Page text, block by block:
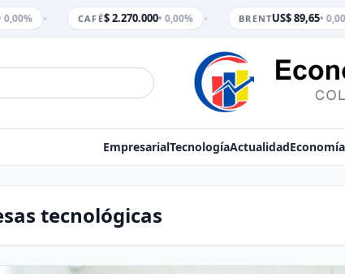
CAFÉ$ 2.270.000• 0,00% BRENTUS$ 89,65•
EmpresarialTecnologíaActualidadEconomía
tecnológicas